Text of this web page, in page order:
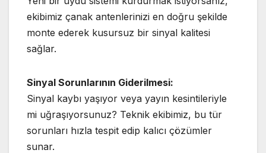
ekibimiz çanak antenlerinizi en doğru şekilde
monte ederek kusursuz bir sinyal kalitesi
sağlar.
Sinyal Sorunlarının Giderilmesi:
Sinyal kaybı yaşıyor veya yayın kesintileriyle
mi uğraşıyorsunuz? Teknik ekibimiz, bu tür
sorunları hızla tespit edip kalıcı çözümler
sunar.